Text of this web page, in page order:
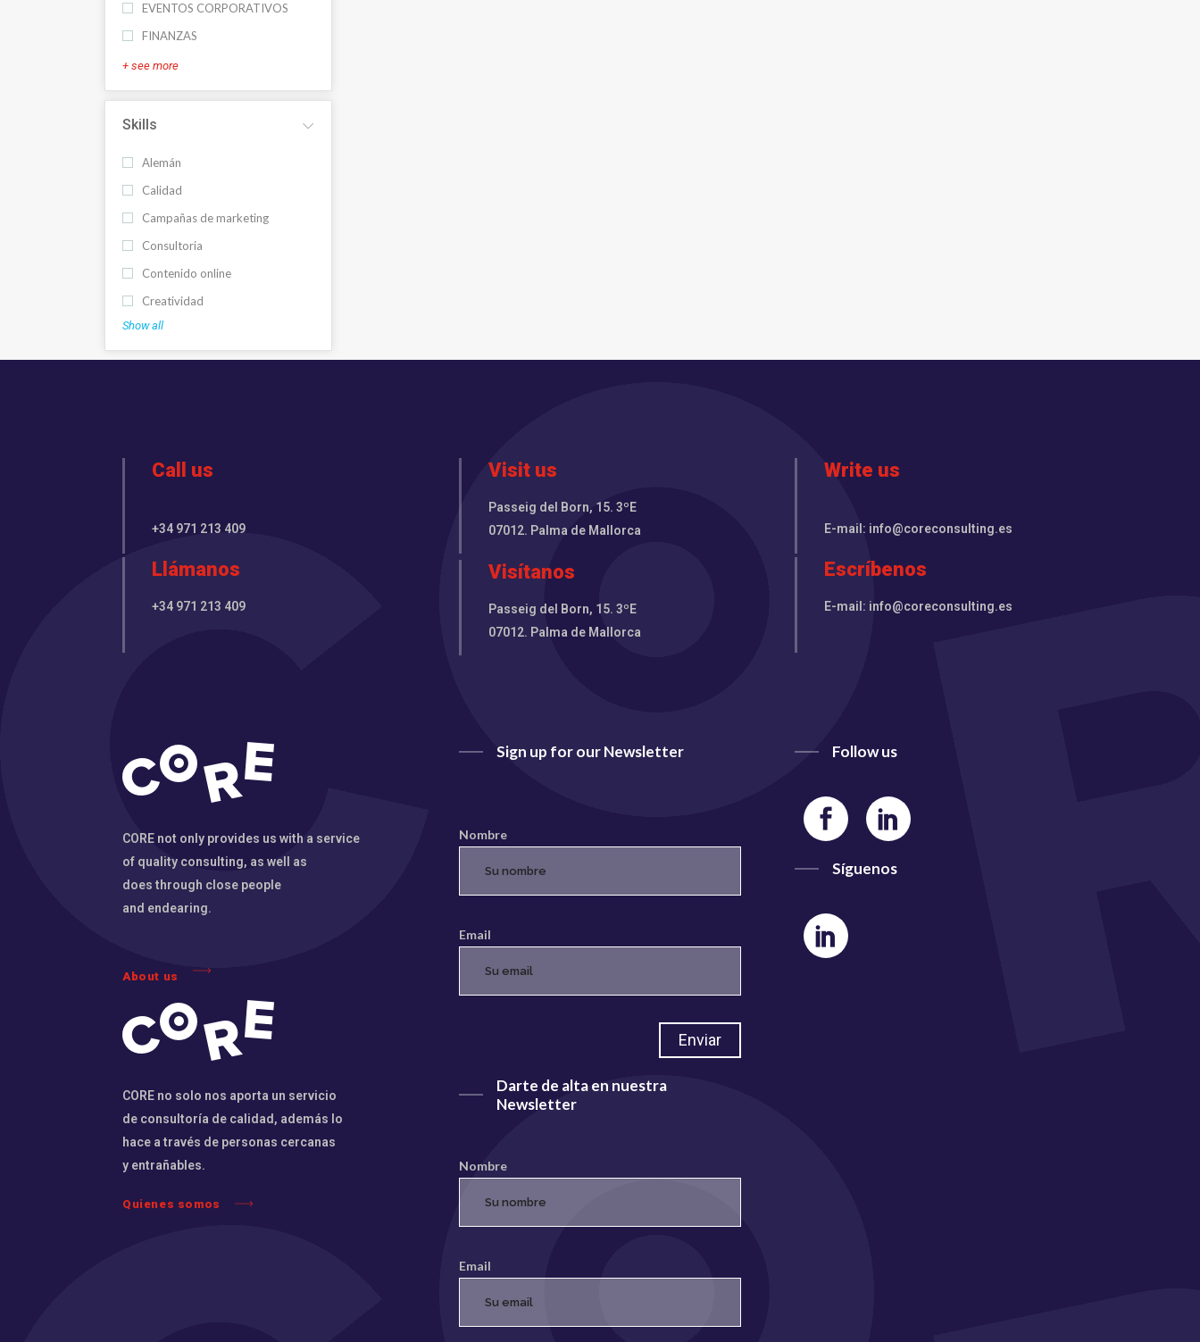
EVENTOS CORPORATIVOS
FINANZAS
+ see more
Skills
Alemán
Calidad
Campañas de marketing
Consultoria
Contenido online
Creatividad
Show all
Call us
+34 971 213 409
Llámanos
+34 971 213 409
Visit us
Passeig del Born, 15. 3ºE
07012. Palma de Mallorca
Visítanos
Passeig del Born, 15. 3ºE
07012. Palma de Mallorca
Write us
E-mail: info@coreconsulting.es
Escríbenos
E-mail: info@coreconsulting.es
CORE not only provides us with a service
of quality consulting, as well as
does through close people
and endearing.
About us
CORE no solo nos aporta un servicio
de consultoría de calidad, además lo
hace a través de personas cercanas
y entrañables.
Quienes somos
Sign up for our Newsletter
Nombre
Email
Darte de alta en nuestra
Newsletter
Nombre
Email
Follow us
Síguenos